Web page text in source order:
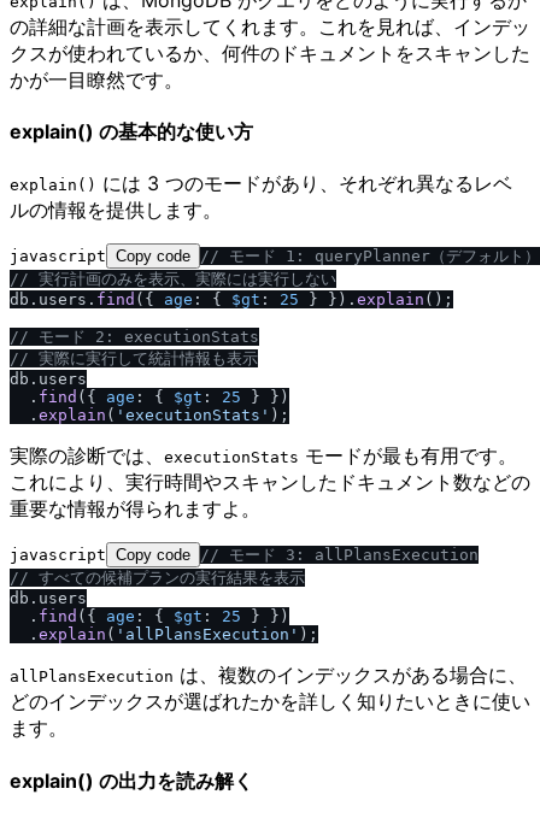
の詳細な計画を表示してくれます。これを見れば、インデッ
クスが使われているか、何件のドキュメントをスキャンした
かが一目瞭然です。
explain() の基本的な使い方
explain() には 3 つのモードがあり、それぞれ異なるレベ
ルの情報を提供します。
javascript Copy code // モード 1: queryPlanner（デフォルト）
// 実行計画のみを表示、実際には実行しない
db. users . find ({ age : { $gt : 25 } }). explain ();
// モード 2: executionStats
// 実際に実行して統計情報も表示
db. users
  .
find ({ age : { $gt : 25 } })
  .
explain ( 'executionStats'
実際の診断では、 executionStats モードが最も有用です。
これにより、実行時間やスキャンしたドキュメント数などの
重要な情報が得られますよ。
javascript Copy code // モード 3: allPlansExecution
// すべての候補プランの実行結果を表示
db. users
  .
find ({ age : { $gt : 25 } })
  .
explain ( 'allPlansExecution'
allPlansExecution は、複数のインデックスがある場合に、
どのインデックスが選ばれたかを詳しく知りたいときに使い
ます。
explain() の出力を読み解く